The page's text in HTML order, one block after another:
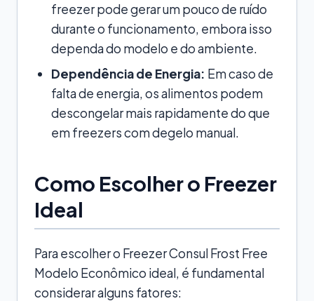
freezer pode gerar um pouco de ruído
durante o funcionamento, embora isso
dependa do modelo e do ambiente.
Dependência de Energia: Em caso de
falta de energia, os alimentos podem
descongelar mais rapidamente do que
em freezers com degelo manual.
Como Escolher o Freezer
Ideal
Para escolher o Freezer Consul Frost Free
Modelo Econômico ideal, é fundamental
considerar alguns fatores: